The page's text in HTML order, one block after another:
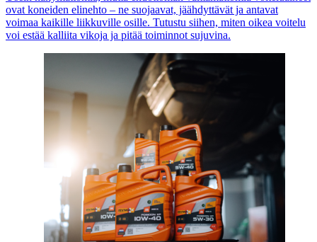
ovat koneiden elinehto – ne suojaavat, jäähdyttävät ja antavat
voimaa kaikille liikkuville osille. Tutustu siihen, miten oikea voitelu
voi estää kalliita vikoja ja pitää toiminnot sujuvina.